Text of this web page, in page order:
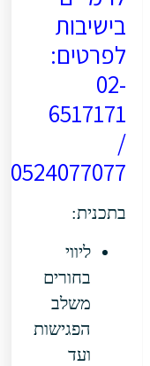
בישיבות
לפרטים:
02-
6517171
0524077077
בתכנית:
ליווי
בחורים
משלב
הפגישות